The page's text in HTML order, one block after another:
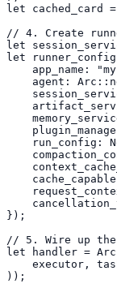
let cached_card
// 4. Create
let
let runner_config
app_name:
agent:
run_config:
});
// 5. Wire up the
let handler =
executor,
));